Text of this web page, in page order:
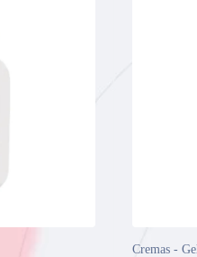
Cremas -